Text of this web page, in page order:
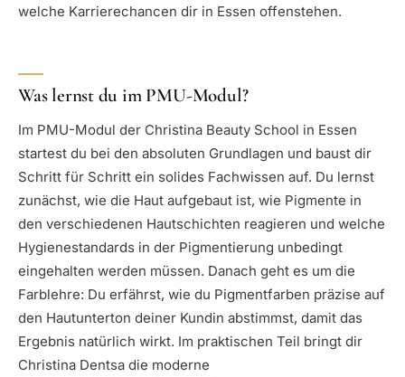
welche Karrierechancen dir in Essen offenstehen.
Was lernst du im PMU-Modul?
Im PMU-Modul der Christina Beauty School in Essen
startest du bei den absoluten Grundlagen und baust dir
Schritt für Schritt ein solides Fachwissen auf. Du lernst
zunächst, wie die Haut aufgebaut ist, wie Pigmente in
den verschiedenen Hautschichten reagieren und welche
Hygienestandards in der Pigmentierung unbedingt
eingehalten werden müssen. Danach geht es um die
Farblehre: Du erfährst, wie du Pigmentfarben präzise auf
den Hautunterton deiner Kundin abstimmst, damit das
Ergebnis natürlich wirkt. Im praktischen Teil bringt dir
Christina Dentsa die moderne